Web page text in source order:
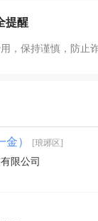
提醒
，保持谨慎，防止
金） [琅琊区]
限公司